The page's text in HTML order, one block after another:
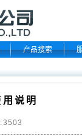
产品搜索
说明
3503